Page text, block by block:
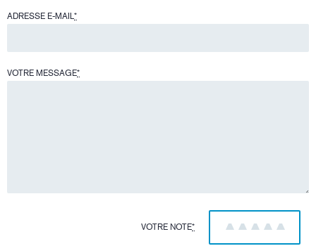
ADRESSE E-MAIL*
VOTRE MESSAGE*
VOTRE NOTE* 5
4
3
2
1